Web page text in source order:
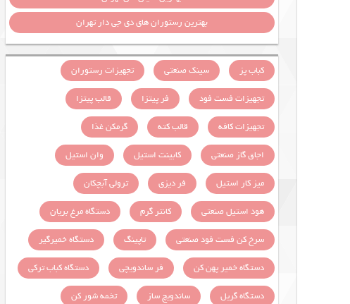
بهترین رستوران های دی جی دار تهران
کباب پز سینک صنعتی
تجهیزات رستوران
تجهیزات فست فود
فر پیتزا
قالب پیتزا
تجهیزات کافه
قالب کته
گرمکن غذا
اجاق گاز صنعتی
کابینت استیل
وان استیل
میز کار استیل
فر دیزی
ترولی آبچکان
هود استیل صنعتی
کانتر گرم
دستگاه مرغ بریان
سرخ کن فست فود صنعتی
تاپینگ
دستگاه خمیرگیر
دستگاه خمیر پهن کن
فر ساندویچی
دستگاه کباب ترکی
دستگاه گریل
ساندویچ ساز
تخمه شور کن